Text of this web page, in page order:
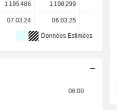
1 195 486 1 198 299
07.03.24 06.03.25
Données Estimées
06:00